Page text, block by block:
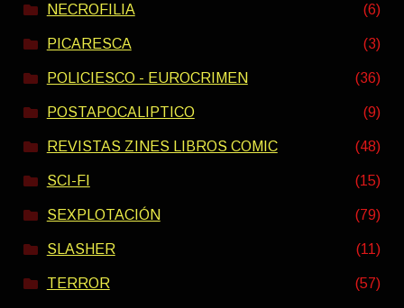
NECROFILIA (6)
PICARESCA (3)
POLICIESCO - EUROCRIMEN (36)
POSTAPOCALIPTICO (9)
REVISTAS ZINES LIBROS COMIC (48)
SCI-FI (15)
SEXPLOTACIÓN (79)
SLASHER (11)
TERROR (57)